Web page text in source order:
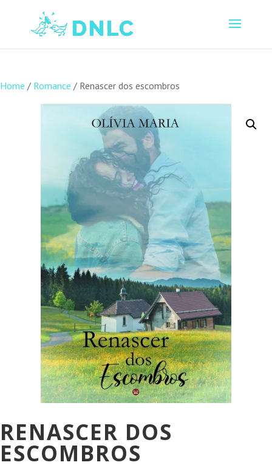
Home / Romance / Renascer dos escombros
RENASCER DOS
ESCOMBROS